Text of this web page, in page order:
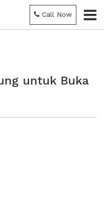
Call Now
untuk Buka